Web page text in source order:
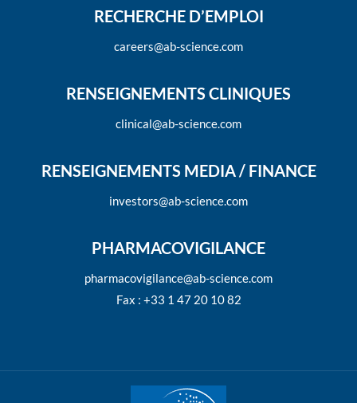
RECHERCHE D’EMPLOI
careers@ab-science.com
RENSEIGNEMENTS CLINIQUES
clinical@ab-science.com
RENSEIGNEMENTS MEDIA / FINANCE
investors@ab-science.com
PHARMACOVIGILANCE
pharmacovigilance@ab-science.com
Fax : +33 1 47 20 10 82